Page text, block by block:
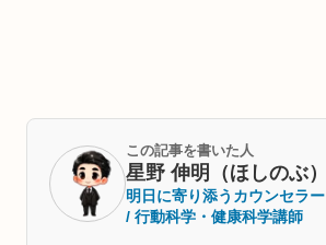
この記事を書いた人
星野 伸明（ほしのぶ）
明日に寄り添うカウンセラー
/ 行動科学・健康科学講師